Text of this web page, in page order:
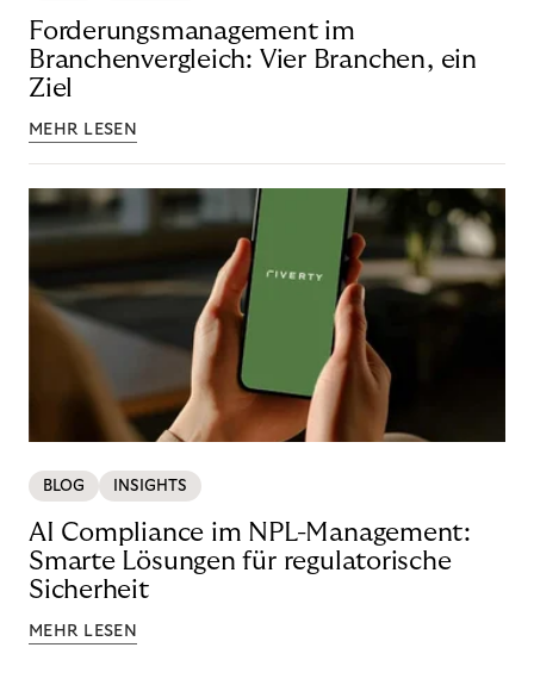
Forderungsmanagement im
Branchenvergleich: Vier Branchen, ein
Ziel
MEHR LESEN
BLOG INSIGHTS
AI Compliance im NPL-Management:
Smarte Lösungen für regulatorische
Sicherheit
MEHR LESEN